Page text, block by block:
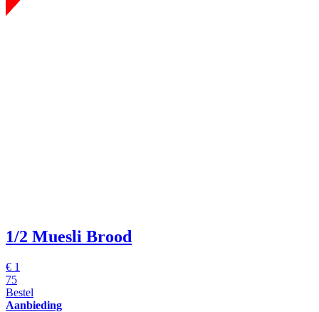
1/2 Muesli Brood
€ 1
75
Bestel
Aanbieding